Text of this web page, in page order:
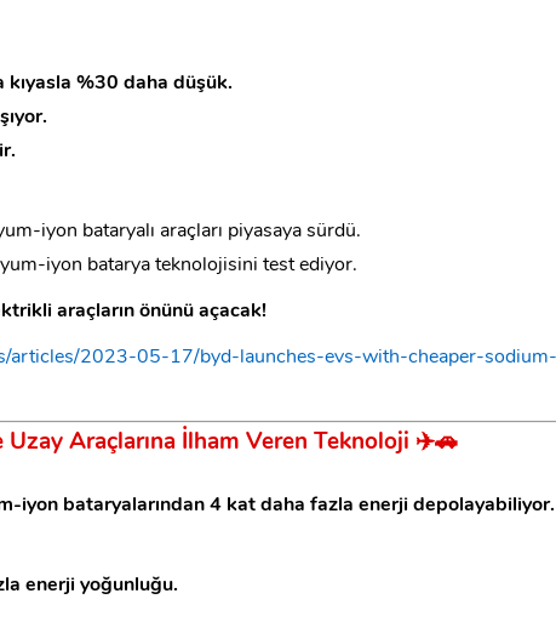
%30 daha düşük.
iyon bataryalı araçları piyasaya sürdü.
iyon batarya teknolojisini test ediyor.
araçların önünü açacak!
articles/2023-05-17/byd-launches-evs-with-cheaper-sodium-
Araçlarına İlham Veren Teknoloji ✈️🚗
iyon bataryalarından 4 kat daha fazla enerji depolayabiliyor.
enerji yoğunluğu.